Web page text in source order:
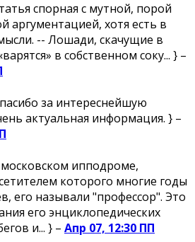
спорная с мутной, порой
аргументацией, хотя есть в
-- Лошади, скачущие в
в собственном соку... } –
за интереснейшую
актуальная информация. } –
ипподроме,
которого многие годы
его называли "профессор". Это
его энциклопедических
и... } – Апр 07, 12:30 ПП